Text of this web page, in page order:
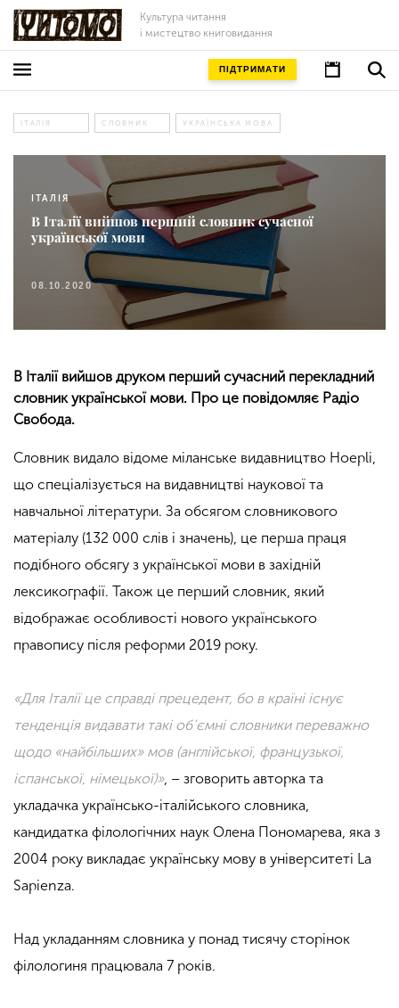
Культура читання
і мистецтво книговидання
ПІДТРИМАТИ
ІТАЛІЯ СЛОВНИК УКРАЇНСЬКА МОВА
ІТАЛІЯ
В Італії вийшов перший словник сучасної
української мови
08.10.2020
В Італії вийшов друком перший сучасний перекладний
словник української мови. Про це повідомляє Радіо
Свобода.
Словник видало відоме міланське видавництво Hoepli,
що спеціалізується на видавництві наукової та
навчальної літератури. За обсягом словникового
матеріалу (132 000 слів і значень), це перша праця
подібного обсягу з української мови в західній
лексикографії. Також це перший словник, який
відображає особливості нового українського
правопису після реформи 2019 року.
«Для Італії це справді прецедент, бо в країні існує
тенденція видавати такі об’ємні словники переважно
щодо «найбільших» мов (англійської, французької,
іспанської, німецької)», – зговорить авторка та
укладачка українсько-італійського словника,
кандидатка філологічних наук Олена Пономарева, яка з
2004 року викладає українську мову в університеті La
Sapienza.
Над укладанням словника у понад тисячу сторінок
філологиня працювала 7 років.